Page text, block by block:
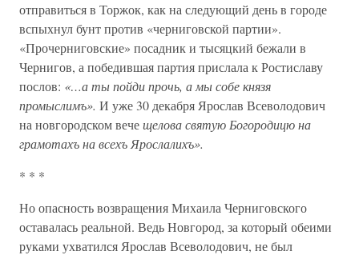
отправиться в Торжок, как на следующий день в городе
вспыхнул бунт против «черниговской партии».
«Прочерниговские» посадник и тысяцкий бежали в
Чернигов, а победившая партия прислала к Ростиславу
послов: «…а ты пойди прочь, а мы собе князя
промыслимъ». И уже 30 декабря Ярослав Всеволодович
на новгородском вечещелова святую Богородицю на
грамотахъ на всехъ Ярослалихъ».
* * *
Но опасность возвращения Михаила Черниговского
оставалась реальной. Ведь Новгород, за который обеими
руками ухватился Ярослав Всеволодович, не был